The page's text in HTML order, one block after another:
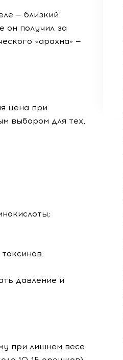
— близкий
он получил за
«арахна» —
цена при
выбором для тех,
давление и
при лишнем весе